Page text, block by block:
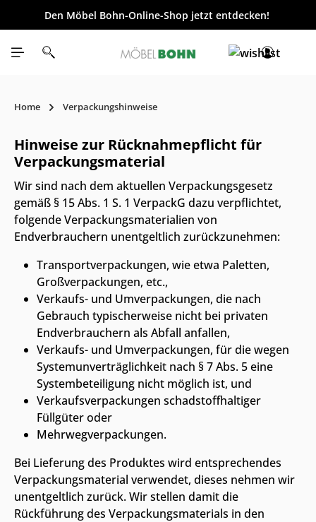
springen
Den Möbel Bohn-Online-Shop jetzt entdecken!
Home Verpackungshinweise
Hinweise zur Rücknahmepflicht für
Verpackungsmaterial
Wir sind nach dem aktuellen Verpackungsgesetz
gemäß § 15 Abs. 1 S. 1 VerpackG dazu verpflichtet,
folgende Verpackungsmaterialien von
Endverbrauchern unentgeltlich zurückzunehmen:
Transportverpackungen, wie etwa Paletten,
Großverpackungen, etc.,
Verkaufs- und Umverpackungen, die nach
Gebrauch typischerweise nicht bei privaten
Endverbrauchern als Abfall anfallen,
Verkaufs- und Umverpackungen, für die wegen
Systemunverträglichkeit nach § 7 Abs. 5 eine
Systembeteiligung nicht möglich ist, und
Verkaufsverpackungen schadstoffhaltiger
Füllgüter oder
Mehrwegverpackungen.
Bei Lieferung des Produktes wird entsprechendes
Verpackungsmaterial verwendet, dieses nehmen wir
unentgeltlich zurück. Wir stellen damit die
Rückführung des Verpackungsmaterials in den